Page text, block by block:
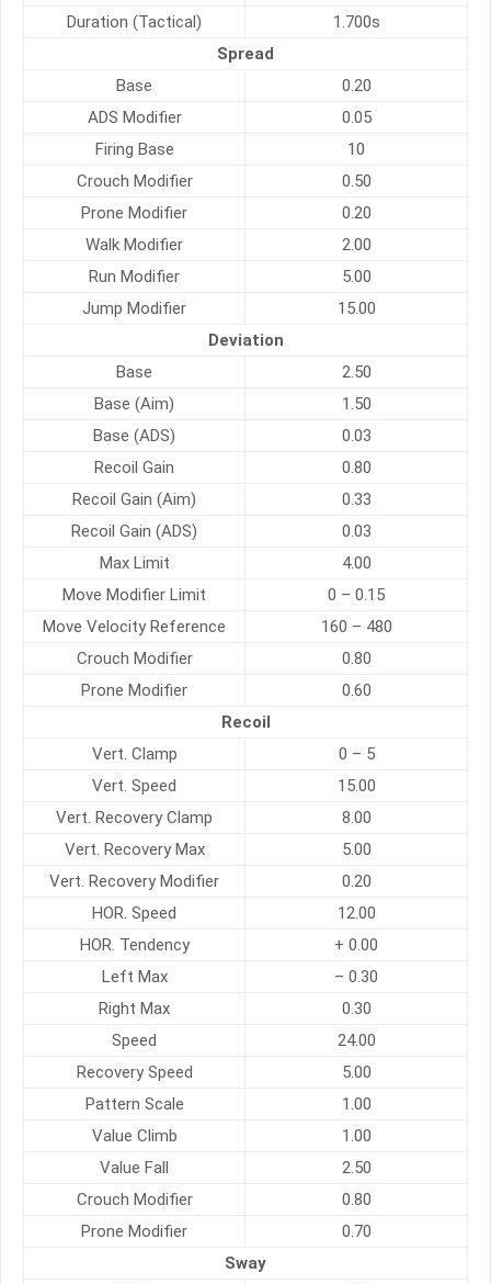
Duration (Tactical)
1.700s
Spread
Base
0.20
ADS Modifier
0.05
Firing Base
10
Crouch Modifier
0.50
Prone Modifier
0.20
Walk Modifier
2.00
Run Modifier
5.00
Jump Modifier
15.00
Deviation
Base
2.50
Base (Aim)
1.50
Base (ADS)
0.03
Recoil Gain
0.80
Recoil Gain (Aim)
0.33
Recoil Gain (ADS)
0.03
Max Limit
4.00
Move Modifier Limit
0 – 0.15
Move Velocity Reference
160 – 480
Crouch Modifier
0.80
Prone Modifier
0.60
Recoil
Vert. Clamp
0 – 5
Vert. Speed
15.00
Vert. Recovery Clamp
8.00
Vert. Recovery Max
5.00
Vert. Recovery Modifier
0.20
HOR. Speed
12.00
HOR. Tendency
+ 0.00
Left Max
– 0.30
Right Max
0.30
Speed
24.00
Recovery Speed
5.00
Pattern Scale
1.00
Value Climb
1.00
Value Fall
2.50
Crouch Modifier
0.80
Prone Modifier
0.70
Sway